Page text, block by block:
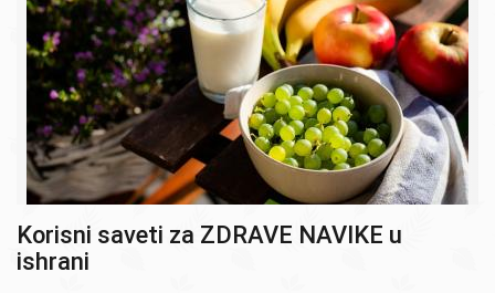
Korisni saveti za ZDRAVE NAVIKE u
ishrani